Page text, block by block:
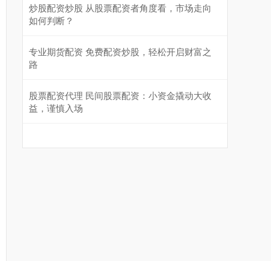
炒股配资炒股 从股票配资者角度看，市场走向
如何判断？
专业期货配资 免费配资炒股，轻松开启财富之
路
股票配资代理 民间股票配资：小资金撬动大收
益，谨慎入场